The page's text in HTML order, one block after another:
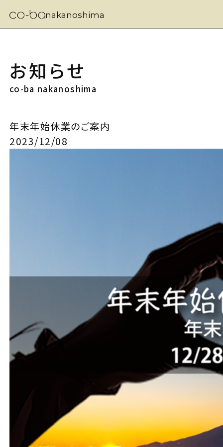
nakanoshima
お知らせ
co-ba nakanoshima
年末年始休業のご案内
2023/12/08